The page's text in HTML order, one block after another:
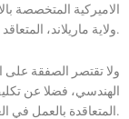
ولاية ماريلاند، المتعاقد الرئيسي في هذه الصفقة.
ولا تقتصر الصفقة على
الهندسي، فضلا عن
المتعاقدة بالعمل في العراق لمدة تصل الى خمس سنوات.